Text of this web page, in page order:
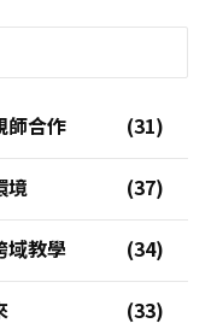
師合作
境
域教學